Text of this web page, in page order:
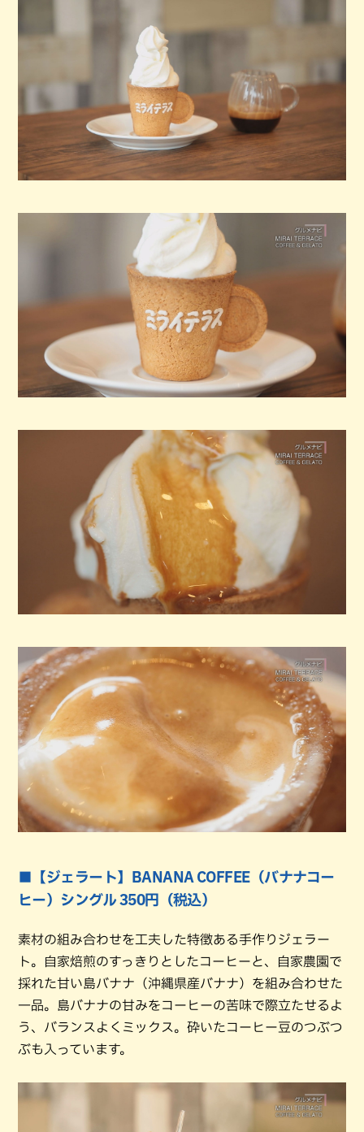
■【ジェラート】BANANA COFFEE（バナナコー
ヒー）シングル 350円（税込）
素材の組み合わせを工夫した特徴ある手作りジェラー
ト。自家焙煎のすっきりとしたコーヒーと、自家農園で
採れた甘い島バナナ（沖縄県産バナナ）を組み合わせた
一品。島バナナの甘みをコーヒーの苦味で際立たせるよ
う、バランスよくミックス。砕いたコーヒー豆のつぶつ
ぶも入っています。